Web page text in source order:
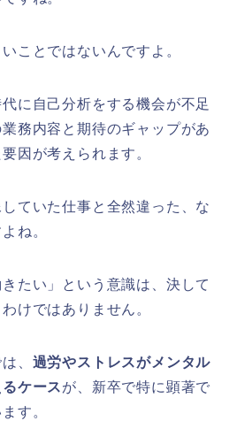
ことではないんですよ。
に自己分析をする機会が不足
務内容と期待のギャップがあ
因が考えられます。
ていた仕事と全然違った、な
ね。
たい」という意識は、決して
けではありません。
、 過労やストレスがメンタル
ケースが、新卒で特に顕著で
す。